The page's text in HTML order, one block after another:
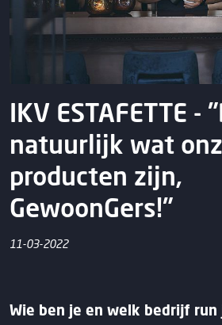
IKV ESTAFETTE -
natuurlijk wat
producten zijn,
GewoonGers!"
11-03-2022
Wie ben je en welk bedrijf run